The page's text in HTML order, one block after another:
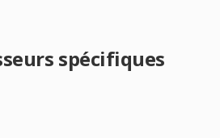
spécifiques